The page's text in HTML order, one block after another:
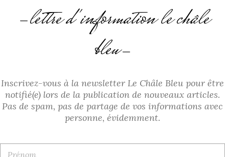
lettre d'information le châle
bleu
Inscrivez-vous à la newsletter Le Châle Bleu pour être
notifié(e) lors de la publication de nouveaux articles.
Pas de spam, pas de partage de vos informations avec
personne, évidemment.